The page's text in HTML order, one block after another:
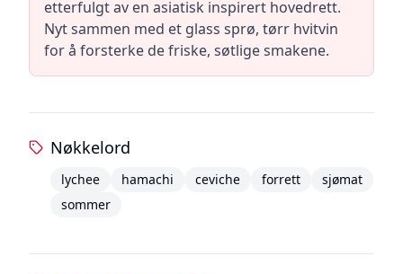
etterfulgt av en asiatisk inspirert hovedrett.
Nyt sammen med et glass sprø, tørr hvitvin
for å forsterke de friske, søtlige smakene.
Nøkkelord
lychee hamachi ceviche forrett
sjømat
sommer